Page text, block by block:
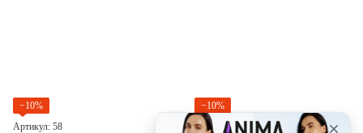
−10%
Артикул: 58
−10%
Артикул: 96